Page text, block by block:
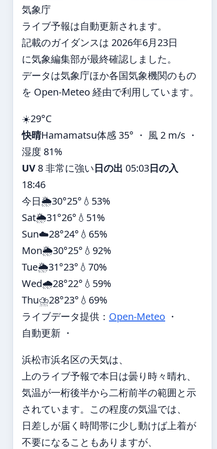
気象庁
ライブ予報は自動更新されます。
記載のガイダンスは 2026年6月23日
に気象編集部が最終確認しました。
データは気象庁ほか各国気象機関のもの
を Open-Meteo 経由で利用しています。
☀️29°C
快晴Hamamatsu体感 35° ・ 風 2 m/s ・
湿度 81%
UV 8 非常に強い日の出 05:03日の入
18:46
今日🌦️30°25° 💧53%
Sat🌦️31°26° 💧51%
Sun☁️28°24° 💧65%
Mon🌦️30°25° 💧92%
Tue🌦️31°23° 💧70%
Wed🌧️28°22° 💧59%
Thu⛈️28°23° 💧69%
ライブデータ提供： Open-Meteo ・
自動更新 ・
浜松市浜名区の天気は、
上のライブ予報で本日は曇り時々晴れ、
気温が一桁後半から二桁前半の範囲と示
されています。この程度の気温では、
日差しが届く時間帯に少し動けば上着が
不要になることもありますが、